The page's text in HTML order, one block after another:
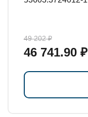
49 202 ₽
46 741.90 ₽